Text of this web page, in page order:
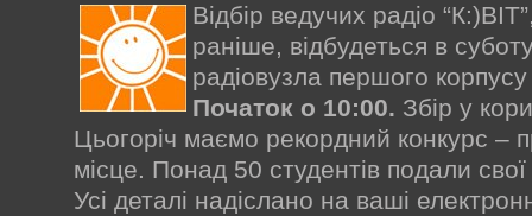
Відбір ведучих радіо
раніше, відбудеться в
радіовузла першого
Початок о 10:00. Збір у
Цьогоріч маємо рекордний конкурс –
місце. Понад 50 студентів подали
Усі деталі надіслано на ваші